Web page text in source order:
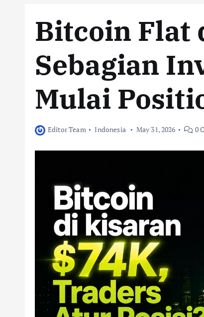
Bitcoin Flat
Sebagian
Mulai
Editor Team Indonesia May 31, 2026 0